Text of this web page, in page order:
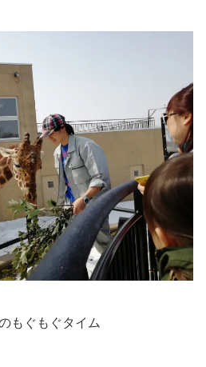
もぐもぐタイム